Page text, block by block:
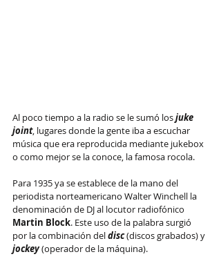
Al poco tiempo a la radio se le sumó los juke
joint, lugares donde la gente iba a escuchar
música que era reproducida mediante jukebox
o como mejor se la conoce, la famosa rocola.
Para 1935 ya se establece de la mano del
periodista norteamericano Walter Winchell la
denominación de DJ al locutor radiofónico
Martin Block. Este uso de la palabra surgió
por la combinación del disc(discos grabados) y
jockey(operador de la máquina).